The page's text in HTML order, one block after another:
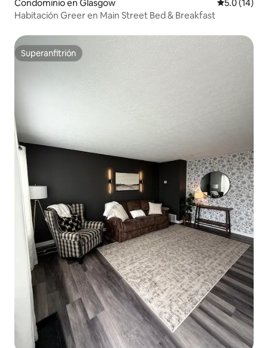
Condominio en Glasgow Calificación
5.0 (14)
Habitación Greer en Main Street Bed & Breakfast
Superanfitrión
Superanfitrión